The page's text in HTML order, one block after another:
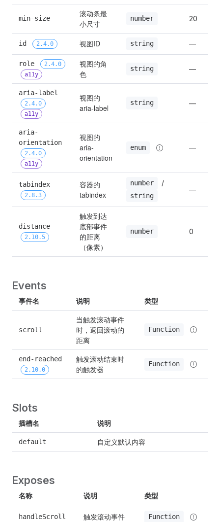
27
min-size
滚动条最
小尺寸
number 20
id 2.4.0 视图ID string —
role
2.4.0
a11y
视图的角
色
string —
aria-label
2.4.0
a11y
视图的
aria-label
string —
aria-
orientation
2.4.0
a11y
视图的
aria-
orientation
enum —
tabindex
2.8.3
容器的
tabindex
number /
string
—
distance
2.10.5
触发到达
底部事件
的距离
（像素）
number 0
Events
事件名 说明 类型
scroll
当触发滚动事件
时，返回滚动的
距离
Function
2.10.0
触发滚动结束时
的触发器
Function
Slots
插槽名 说明
default 自定义默认内容
Exposes
名称 说明 类型
handleScroll 触发滚动事件 Function